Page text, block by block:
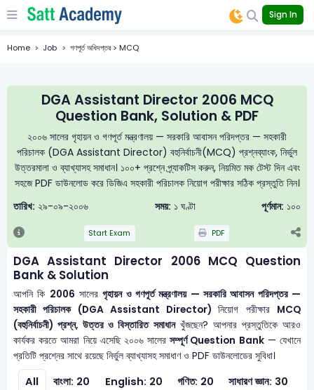
Sign In
Home Job গণপূর্ত অধিদপ্তর > MCQ
DGA Assistant Director 2006 MCQ
Question Bank, Solution & PDF
২০০৬ সালের গৃহায়ন ও গণপূর্ত মন্ত্রণালয় — সরকারি আবাসন পরিদপ্তর — সহকারী
পরিচালক (DGA Assistant Director) বহুনির্বাচনী(MCQ) প্রশ্নব্যাংক, নির্ভুল
উত্তরমালা ও ব্যাখ্যাসহ সমাধান। ১০০+ প্রশ্নে প্র্যাকটিস করুন, নিয়মিত মক টেস্ট দিন এবং
সহজে PDF ডাউনলোড করে ডিজিএ সহকারী পরিচালক নিয়োগ পরীক্ষার সঠিক প্রস্তুতি নিন।
তারিখ: ২৯-০৯-২০০৬ সময়: ১ ঘণ্টা পূর্ণমান: ১০০
Start Exam PDF
DGA Assistant Director 2006 MCQ Question
Bank & Solution
আপনি কি 2006 সালেরগৃহায়ন ও গণপূর্ত মন্ত্রণালয় — সরকারি আবাসন পরিদপ্তর —
সহকারী পরিচালক (DGA Assistant Director)নিয়োগ পরীক্ষার MCQ
(বহুনির্বাচনী) প্রশ্ন, উত্তর ও বিস্তারিত সমাধানখুঁজছেন? আপনার প্রস্তুতিকে আরও
কার্যকর করতে আমরা নিয়ে এসেছি ২০০৬ সালেরসম্পূর্ণ Question Bank— যেখানে
প্রতিটি প্রশ্নের সাথে রয়েছে নির্ভুল ব্যাখ্যাসহ সমাধাণ ও PDF ডাউনলোডের সুবিধা।
All বাংলা: 20 English: 20 গণিত: 20 সাধারণ জ্ঞান: 30